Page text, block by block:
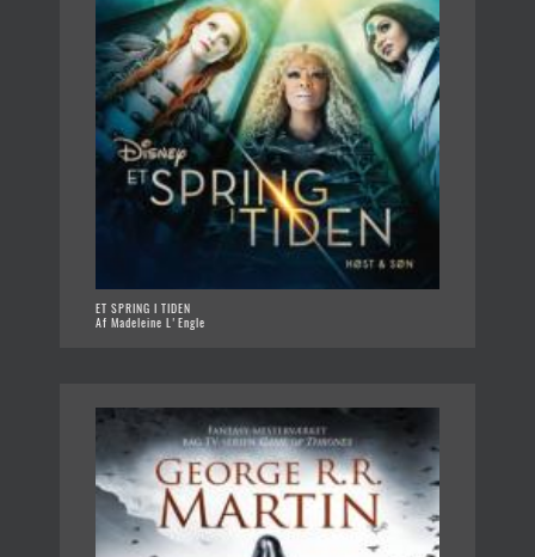
ET SPRING I TIDEN
Af Madeleine L'Engle